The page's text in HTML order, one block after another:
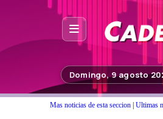
Noticias
Domingo, 9 agosto
Mas noticias de esta seccion Ultimas